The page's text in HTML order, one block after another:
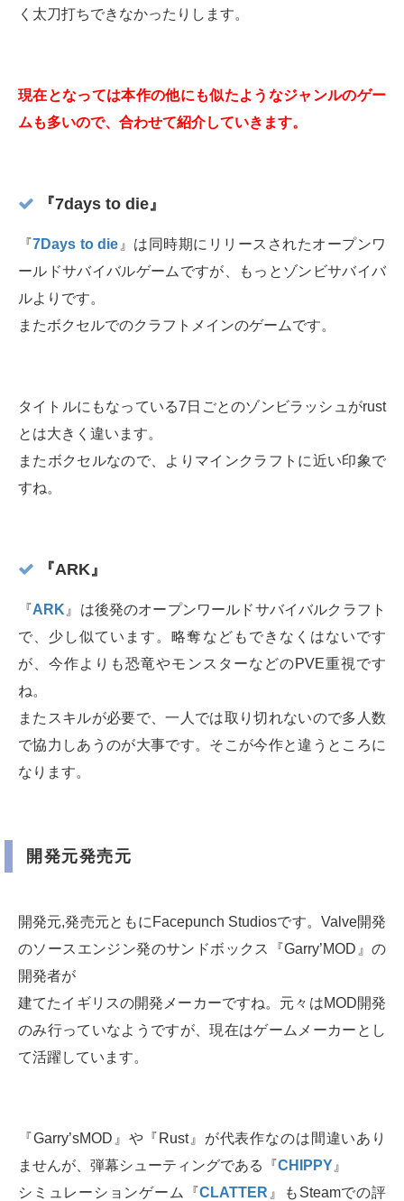
く太刀打ちできなかったりします。
現在となっては本作の他にも似たようなジャンルのゲー
ムも多いので、合わせて紹介していきます。
『7days to die』
『7Days to die 』は同時期にリリースされたオープンワ
ールドサバイバルゲームですが、もっとゾンビサバイバ
ルよりです。
またボクセルでのクラフトメインのゲームです。
タイトルにもなっている7日ごとのゾンビラッシュがrust
とは大きく違います。
またボクセルなので、よりマインクラフトに近い印象で
すね。
『ARK』
『ARK 』は後発のオープンワールドサバイバルクラフト
で、少し似ています。略奪などもできなくはないです
が、今作よりも恐竜やモンスターなどのPVE重視です
ね。
またスキルが必要で、一人では取り切れないので多人数
で協力しあうのが大事です。そこが今作と違うところに
なります。
開発元発売元
開発元,発売元ともにFacepunch Studiosです。Valve開発
のソースエンジン発のサンドボックス『Garry’MOD』の
開発者が
建てたイギリスの開発メーカーですね。元々はMOD開発
のみ行っていなようですが、現在はゲームメーカーとし
て活躍しています。
『Garry’sMOD』や『Rust』が代表作なのは間違いあり
ませんが、弾幕シューティングである『CHIPPY 』
シミュレーションゲーム『CLATTER 』もSteamでの評